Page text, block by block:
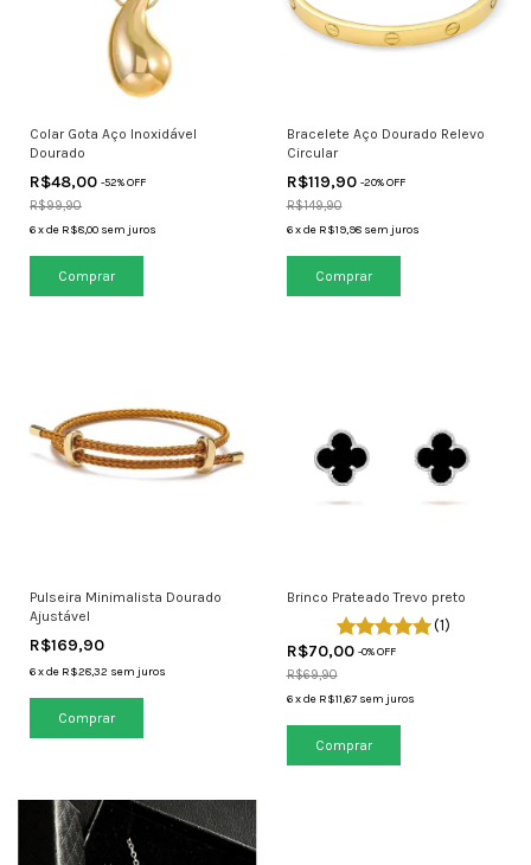
Colar Gota Aço Inoxidável
Dourado
R$48,00 -52% OFF
R$99,90
6xde R$8,00 sem juros
Bracelete Aço Dourado Relevo
Circular
R$119,90 -20% OFF
R$149,90
6 xde R$19,98 sem juros
Pulseira Minimalista Dourado
Ajustável
R$169,90
6xde R$28,32 sem juros
Brinco Prateado Trevo preto
(1)
R$70,00 -0% OFF
R$69,90
6 xde R$11,67 sem juros